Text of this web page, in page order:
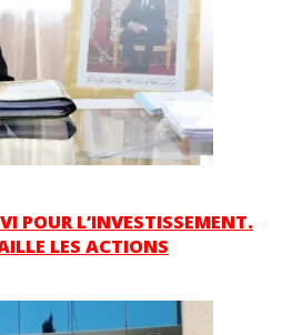
POUR L’INVESTISSEMENT.
LES ACTIONS